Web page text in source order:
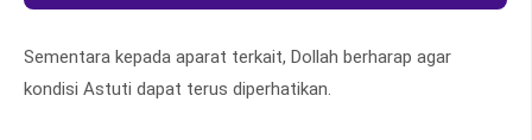
Sementara kepada aparat terkait, Dollah berharap agar
kondisi Astuti dapat terus diperhatikan.